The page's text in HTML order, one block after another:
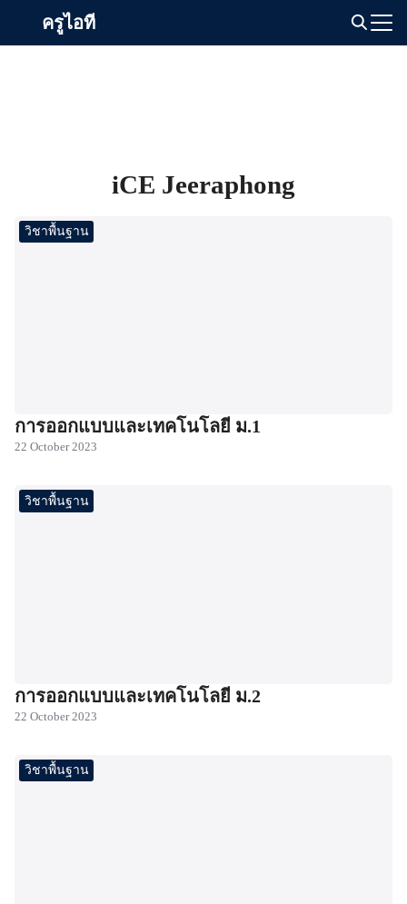
ครูไอที
iCE Jeeraphong
วิชาพื้นฐาน
การออกแบบและเทคโนโลยี ม.1
22 October 2023
วิชาพื้นฐาน
การออกแบบและเทคโนโลยี ม.2
22 October 2023
วิชาพื้นฐาน